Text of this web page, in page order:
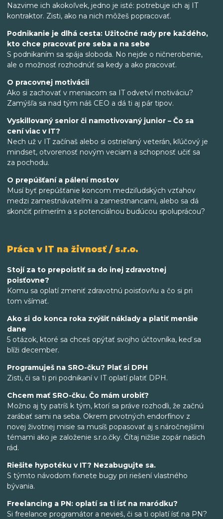
Nazvime ich akokoľvek, jedno je isté: potrebuje ich aj IT
kontraktor. Zisti, ako na nich môžeš popracovať.
Podnikanie je dlhá cesta: Užitočné rady pre každého,
kto chce pracovať pre seba a na sebe
S podnikaním sa spája sloboda. No nejde o ničnerobenie,
ale o možnosť rozhodnúť sa kedy a ako pracovať.
O pracovnej motivácii
Ako si zachovať v meniacom sa IT odvetví motiváciu?
Zamýšľa sa nad tým náš CEO a dá ti aj pár tipov.
Vyskillovaný senior či namotivovaný junior – Čo sa
cení viac v IT?
Nech už v IT začínaš alebo si ostrieľaný veterán, kľúčový je
mindset, otvorenosť novým veciam a schopnosť učiť sa
za pochodu.
O prepúšťaní a pálení mostov
Musí byť prepúšťanie koncom medziľudských vzťahov
medzi zamestnávateľmi a zamestnancami, alebo sa dá
skončiť prímerím a s potenciálnou budúcou spoluprácou?
Práca v IT na živnosť / s.r.o.
Stojí za to prepoistiť sa do inej zdravotnej
poisťovne?
Komu sa oplatí zmeniť zdravotnú poisťovňu a čo si pri
tom všímať.
Ako si do konca roka zvýšiť náklady a platiť menšie
dane
5 otázok, ktoré sa chceš opýtať svojho účtovníka, keď sa
blíži december.
Programuješ na SRO-čku? Plať si DPH
Zisti, či sa ti pri podnikaní v IT oplatí platiť DPH.
Chcem mať SRO-čku. Čo mám urobiť?
Možno aj ty patríš k tým, ktorí sa práve rozhodli, že začnú
zarábať sami na seba. Okrem prvotných endorfínov z
novej životnej misie sa musíš popasovať aj s náročnejšími
témami ako je založenie s.r.o.čky. Čítaj nižšie zopár našich
rád.
Riešite hypotéku v IT? Nezabugujte sa.
S týmto návodom fixnete bugy pri riešení vlastného
bývania.
Freelancing a PN: oplatí sa ti ísť na maródku?
Si freelance programátor a nevieš, či sa ti oplatí ísť na PN?